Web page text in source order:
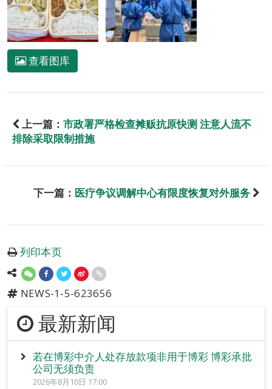
查看图库
上一篇： 市政署严格检查摊贩抗原快测 注意人流不
排除采取限制措施
下一篇： 医疗争议调解中心有限度恢复对外服务
列印本页
NEWS-1-5-623656
最新新闻
若在博彩中介人处存放款项非用于博彩 博彩承批
公司无须负责
2026年8月10日 17:00